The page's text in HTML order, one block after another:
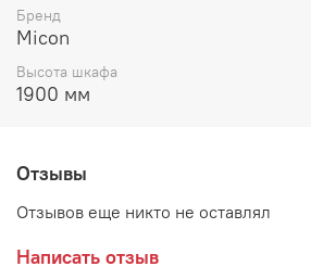
Цвет:
ЛДСП Белый с тиснением
Графит Серый
Бренд
Micon
Высота шкафа
1900 мм
Отзывы
Отзывов еще никто не оставлял
Написать отзыв